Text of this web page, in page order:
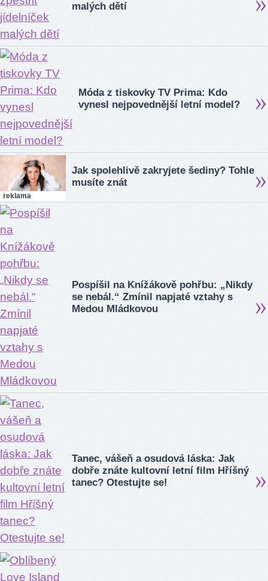
malých dětí
Móda z tiskovky TV Prima: Kdo
vynesl nejpovednější letní model?
reklama
Jak spolehlivě zakryjete šediny? Tohle
musíte znát
Pospíšil na Knížákově pohřbu: „Nikdy
se nebál.“ Zmínil napjaté vztahy s
Medou Mládkovou
Tanec, vášeň a osudová láska: Jak
dobře znáte kultovní letní film Hříšný
tanec? Otestujte se!